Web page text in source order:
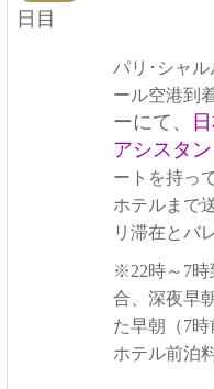
日目
パリ･シャル
ール空港到
ーにて、
アシスタ
ートを持っ
ホテルまで
リ滞在とバ
※22時～7時
合、深夜早
た早朝（7時
ホテル前泊